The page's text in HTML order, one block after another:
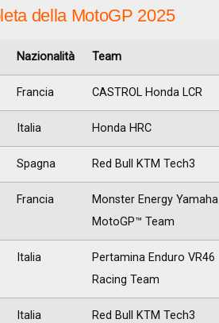
della MotoGP 2025
Nazionalità Team
Francia CASTROL Honda LCR
Italia Honda HRC
Spagna Red Bull KTM Tech3
Francia
Monster Energy Yamaha
MotoGP™ Team
Italia
Pertamina Enduro VR46
Racing Team
Italia Red Bull KTM Tech3